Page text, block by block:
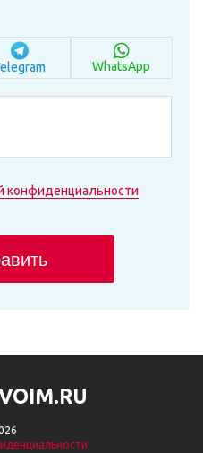
WhatsApp
конфиденциальности